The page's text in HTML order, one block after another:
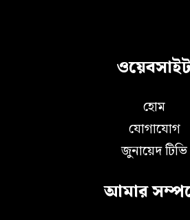
হোম
যোগাযোগ
জুনায়েদ টিভি
আমার